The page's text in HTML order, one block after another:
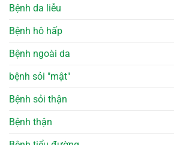
Bệnh da liễu
Bệnh hô hấp
Bệnh ngoài da
bệnh sỏi "mật"
Bệnh sỏi thận
Bệnh thận